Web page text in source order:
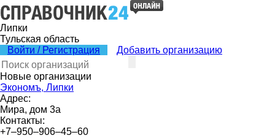
Липки
Тульская область
Войти / Регистрация
Добавить организацию
Новые организации
Экономъ, Липки
Адрес:
Мира, дом 3а
Контакты:
+7‒950‒906‒45‒60